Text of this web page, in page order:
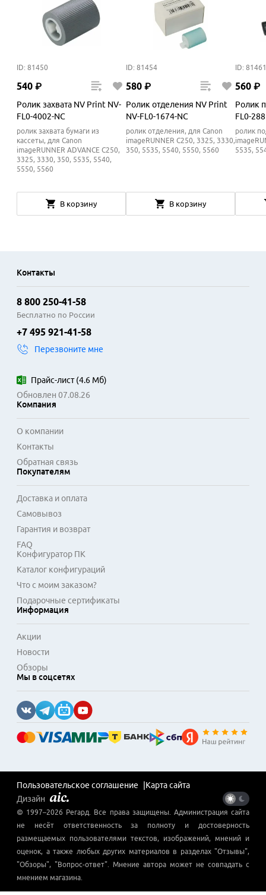
ID: 81450
540 ₽
Ролик захвата NV Print NV-
FL0-4002-NC
ролик захвата бумаги из
кассеты, для Canon
imageRUNNER ADVANCE C250,
3325, 3330, 350, 5535, 5540,
5550, 5560
В корзину
ID: 81454
580 ₽
Ролик отделения NV Print
NV-FL0-1674-NC
ролик отделения, для Canon
imageRUNNER C250, 3325, 3330,
350, 5535, 5540, 5550, 5560
В корзину
ID: 81461
560 ₽
Ролик
FL0-
ролик
5535,
Контакты
8 800 250-41-58
Бесплатно по России
+7 495 921-41-58
Перезвоните мне
Прайс-лист(4.6 Мб)
Обновлен 07.08.26
Компания
О компании
Контакты
Обратная связь
Покупателям
Доставка и оплата
Самовывоз
Гарантия и возврат
FAQ
Конфигуратор ПК
Каталог конфигураций
Что с моим заказом?
Подарочные сертификаты
Информация
Акции
Новости
Обзоры
Мы в соцсетях
Пользовательское соглашение
Карта сайта
Дизайн
© 1997–2026 Регард . Все права защищены. Администрация сайта
не несёт ответственность за полноту и достоверность
размещаемых пользователями текстов, изображений, мнений и
оценок, а также любых других материалов в разделах "Отзывы",
"Обзоры", "Вопрос-ответ". Мнение автора может не совпадать с
мнением магазина.